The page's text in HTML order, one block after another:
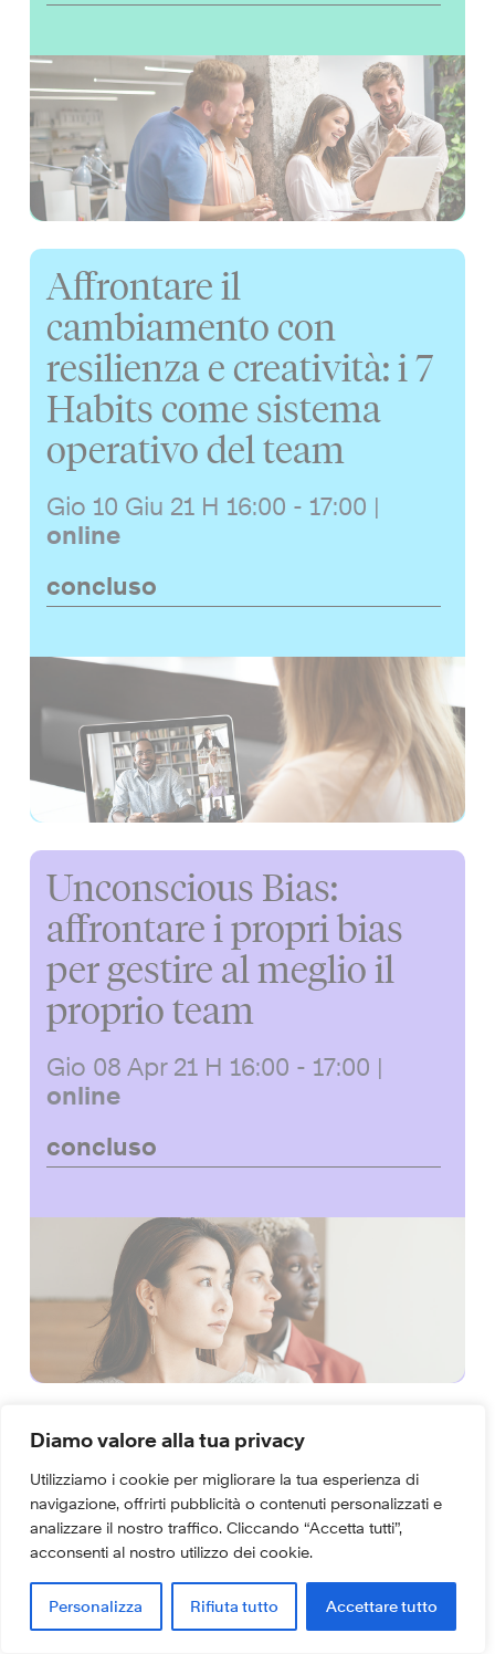
Diamo valore alla tua privacy
Utilizziamo i cookie per migliorare la tua esperienza di
navigazione, offrirti pubblicità o contenuti personalizzati e
analizzare il nostro traffico. Cliccando “Accetta tutti”,
acconsenti al nostro utilizzo dei cookie.
Personalizza Rifiuta tutto Accettare tutto
Affrontare il
cambiamento con
resilienza e creatività: i 7
Habits come sistema
operativo del team
Gio 10 Giu 21 H 16:00 - 17:00 |
online
concluso
Unconscious Bias:
affrontare i propri bias
per gestire al meglio il
proprio team
Gio 08 Apr 21 H 16:00 - 17:00 |
online
concluso
Multipliers: Come i
migliori leader
accendono l’intelligenza
delle persone
Gio 11 Mar 21H 16:00 - 17:00|